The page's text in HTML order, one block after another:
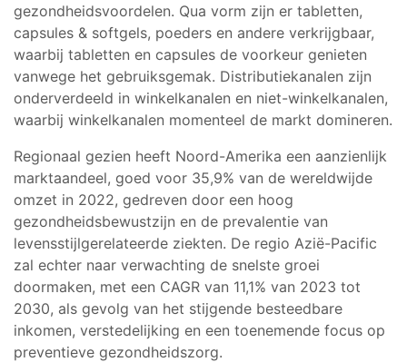
gezondheidsvoordelen. Qua vorm zijn er tabletten,
capsules & softgels, poeders en andere verkrijgbaar,
waarbij tabletten en capsules de voorkeur genieten
vanwege het gebruiksgemak. Distributiekanalen zijn
onderverdeeld in winkelkanalen en niet-winkelkanalen,
waarbij winkelkanalen momenteel de markt domineren.
Regionaal gezien heeft Noord-Amerika een aanzienlijk
marktaandeel, goed voor 35,9% van de wereldwijde
omzet in 2022, gedreven door een hoog
gezondheidsbewustzijn en de prevalentie van
levensstijlgerelateerde ziekten. De regio Azië-Pacific
zal echter naar verwachting de snelste groei
doormaken, met een CAGR van 11,1% van 2023 tot
2030, als gevolg van het stijgende besteedbare
inkomen, verstedelijking en een toenemende focus op
preventieve gezondheidszorg.